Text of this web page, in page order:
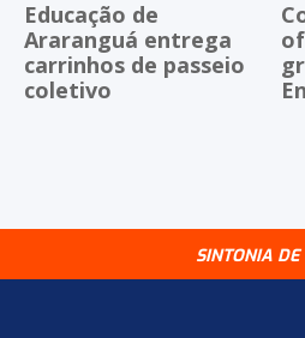
Educação de
Araranguá entrega
carrinhos de passeio
coletivo
SINTONIA